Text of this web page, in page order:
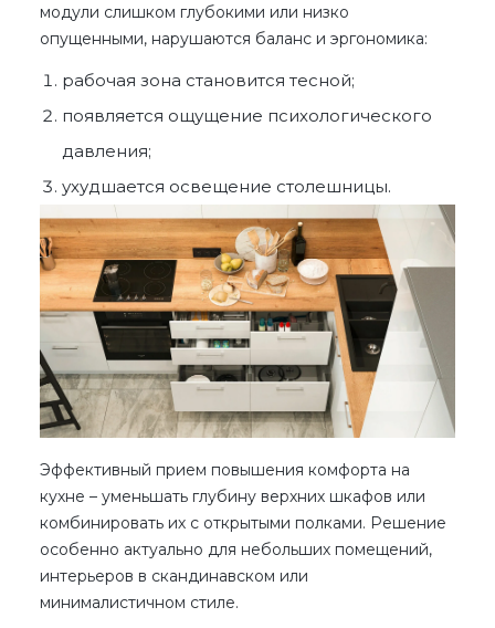
модули слишком глубокими или низко
опущенными, нарушаются баланс и эргономика:
рабочая зона становится тесной;
появляется ощущение психологического
давления;
ухудшается освещение столешницы.
Эффективный прием повышения комфорта на
кухне – уменьшать глубину верхних шкафов или
комбинировать их с открытыми полками. Решение
особенно актуально для небольших помещений,
интерьеров в скандинавском или
минималистичном стиле.